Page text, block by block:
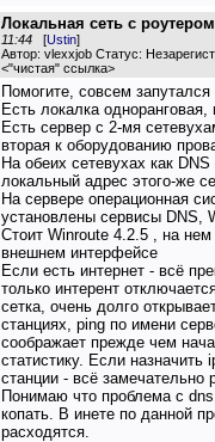
Локальная сеть с
11:44 [Ustin]
Автор: vlexxjob Статус:
<"чистая" ссылка>
Помогите, совсем
Есть локалка
Есть сервер с 2-мя
вторая к оборудованию
На обеих сетевухах как DNS
локальный адрес этого-же
На сервере операционная
установлены сервисы DNS,
Стоит Winroute 4.2.5 , на
внешнем интерфейсе
Если есть интернет - всё
только интерент
сетка, очень долго
станциях, ping по имени
соображает прежде чем
статистику. Если назначить
станции - всё замечательно
Понимаю что проблема с
копать. В инете по данной
расходятся.